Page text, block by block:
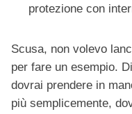
protezione con
Scusa, non volevo
per fare un esempio.
dovrai prendere in
più semplicemente,